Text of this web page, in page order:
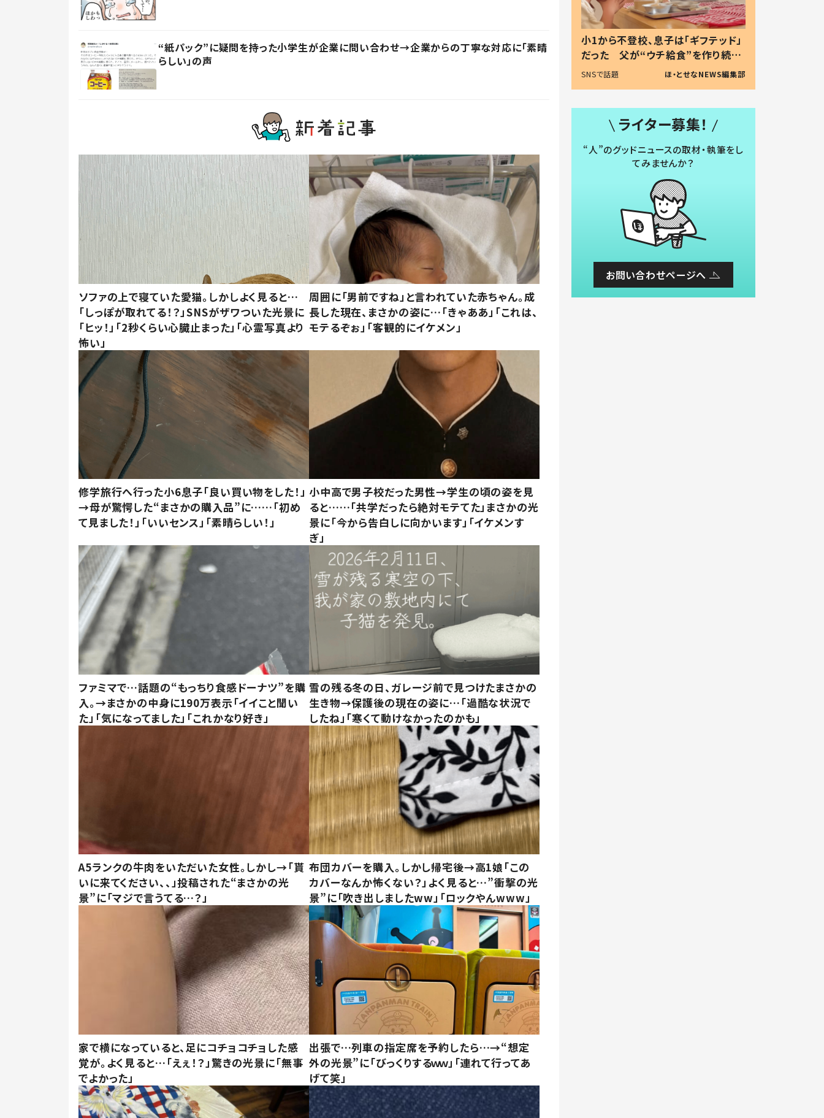
“紙パック”に疑問を持った小学生が企業に問い合わせ→企業からの丁寧な対応に「素晴
らしい」の声
ソファの上で寝ていた愛猫。しかしよく見ると…
「しっぽが取れてる！？」SNSがザワついた光景に
「ヒッ！」「2秒くらい心臓止まった」「心霊写真より
怖い」
周囲に「男前ですね」と言われていた赤ちゃん。成
長した現在、まさかの姿に…「きゃああ」「これは、
モテるぞぉ」「客観的にイケメン」
修学旅行へ行った小6息子「良い買い物をした！」
→母が驚愕した“まさかの購入品”に……「初め
て見ました！」「いいセンス」「素晴らしい！」
小中高で男子校だった男性→学生の頃の姿を見
ると……「共学だったら絶対モテてた」まさかの光
景に「今から告白しに向かいます」「イケメンす
ぎ」
ファミマで…話題の“もっちり食感ドーナツ”を購
入。→まさかの中身に190万表示「イイこと聞い
た」「気になってました」「これかなり好き」
雪の残る冬の日、ガレージ前で見つけたまさかの
生き物→保護後の現在の姿に…「過酷な状況で
したね」「寒くて動けなかったのかも」
A5ランクの牛肉をいただいた女性。しかし→「貰
いに来てください、、」投稿された“まさかの光
景”に「マジで言うてる…？」
布団カバーを購入。しかし帰宅後→高1娘「この
カバーなんか怖くない？」よく見ると…”衝撃の光
景”に「吹き出しましたww」「ロックやんwww」
家で横になっていると、足にコチョコチョした感
覚が。よく見ると…「えぇ！？」驚きの光景に「無事
でよかった」
出張で…列車の指定席を予約したら…→“想定
外の光景”に「びっくりするｗｗ」「連れて行ってあ
げて笑」
小1から不登校、息子は「ギフテッド」
だった 父が“ウチ給食”を作り続け
る理由とは #令和の親 #令和の子
SNSで話題 ほ・とせなNEWS編集部
ライター募集！
“人”のグッドニュースの取材・執筆をし
てみませんか？
お問い合わせページへ